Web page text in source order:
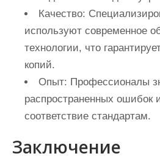
Качество:
используют современное
технологии, что
копий.
Опыт: Профессионалы
распространенных ошибок
соответствие стандартам.
Заключение